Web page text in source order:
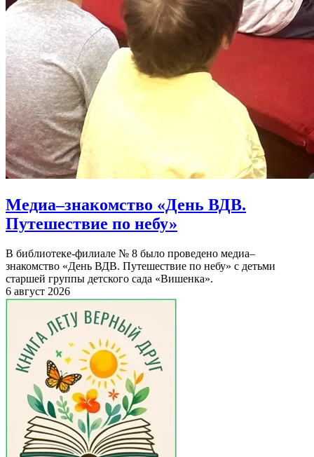
Медиа–знакомство «День ВДВ.
Путешествие по небу»
В библиотеке-филиале № 8 было проведено медиа–
знакомство «День ВДВ. Путешествие по небу» с детьми
старшей группы детского сада «Вишенка».
6 август 2026